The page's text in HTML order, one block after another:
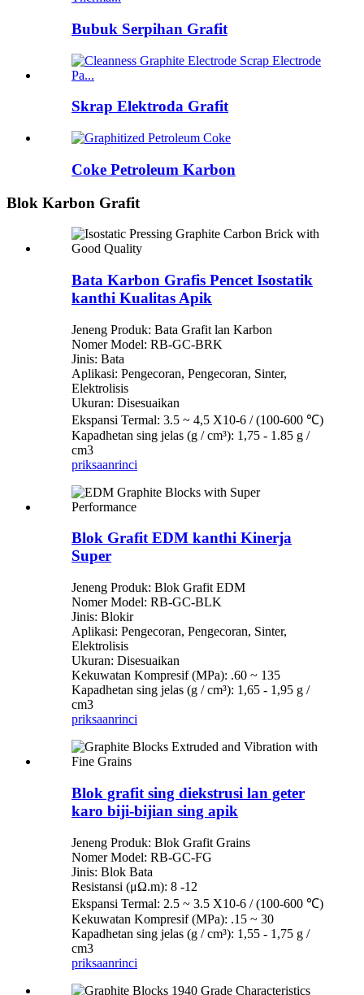
Bubuk Serpihan Grafit
Skrap Elektroda Grafit
Coke Petroleum Karbon
Blok Karbon Grafit
Bata Karbon Grafis Pencet Isostatik
kanthi Kualitas Apik
Jeneng Produk: Bata Grafit lan Karbon
Nomer Model: RB-GC-BRK
Jinis: Bata
Aplikasi: Pengecoran, Pengecoran, Sinter,
Elektrolisis
Ukuran: Disesuaikan
Ekspansi Termal: 3.5 ~ 4,5 X10-6 / (100-600 ℃)
Kapadhetan sing jelas (g / cm³): 1,75 - 1.85 g /
cm3
priksaanrinci
Blok Grafit EDM kanthi Kinerja
Super
Jeneng Produk: Blok Grafit EDM
Nomer Model: RB-GC-BLK
Jinis: Blokir
Aplikasi: Pengecoran, Pengecoran, Sinter,
Elektrolisis
Ukuran: Disesuaikan
Kekuwatan Kompresif (MPa): .60 ~ 135
Kapadhetan sing jelas (g / cm³): 1,65 - 1,95 g /
cm3
priksaanrinci
Blok grafit sing diekstrusi lan geter
karo biji-bijian sing apik
Jeneng Produk: Blok Grafit Grains
Nomer Model: RB-GC-FG
Jinis: Blok Bata
Resistansi (μΩ.m): 8 -12
Ekspansi Termal: 2.5 ~ 3.5 X10-6 / (100-600 ℃)
Kekuwatan Kompresif (MPa): .15 ~ 30
Kapadhetan sing jelas (g / cm³): 1,55 - 1,75 g /
cm3
priksaanrinci